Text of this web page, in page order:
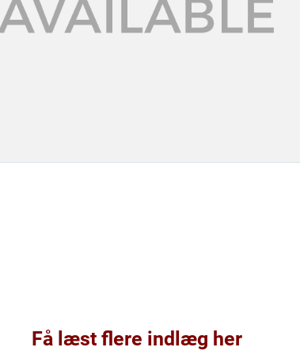
Få læst flere indlæg her